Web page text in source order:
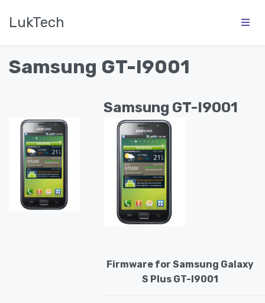
LukTech
Samsung GT-I9001
Samsung GT-I9001
Firmware for Samsung Galaxy
S Plus GT-I9001